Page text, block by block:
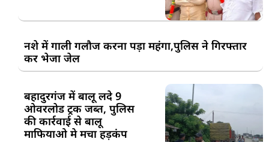
नशे में गाली गलौज करना पड़ा महंगा,पुलिस ने गिरफ्तार
कर भेजा जेल
बहादुरगंज में बालू लदे 9
ओवरलोड ट्रक जब्त, पुलिस
की कार्रवाई से बालू
माफियाओ मे मचा हड़कंप